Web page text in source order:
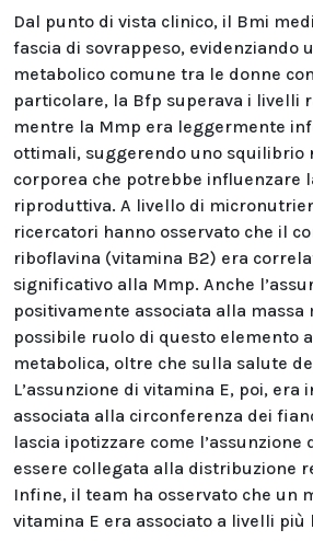
Dal punto di vista clinico, il Bmi
fascia di sovrappeso, evidenziando
metabolico comune tra le donne
particolare, la Bfp superava i livelli
mentre la Mmp era leggermente
ottimali, suggerendo uno squilibrio
corporea che potrebbe influenzare
riproduttiva. A livello di
ricercatori hanno osservato che il
riboflavina (vitamina B2) era
significativo alla Mmp. Anche
positivamente associata alla massa
possibile ruolo di questo elemento
metabolica, oltre che sulla salute
L’assunzione di vitamina E, poi, era
associata alla circonferenza dei
lascia ipotizzare come l’assunzione
essere collegata alla distribuzione
Infine, il team ha osservato che un
vitamina E era associato a livelli